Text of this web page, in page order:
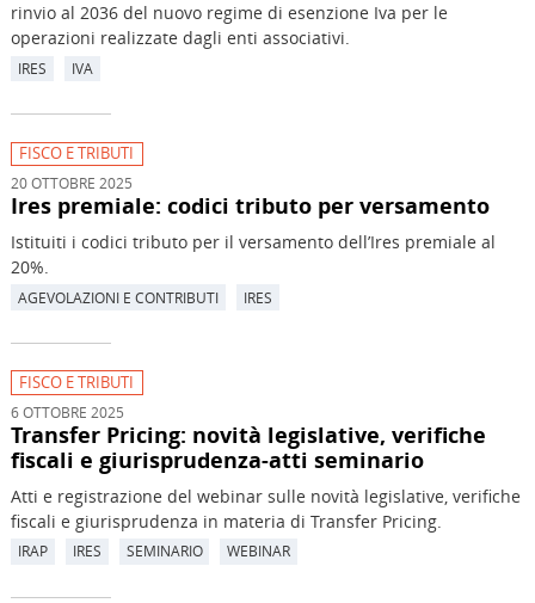
rinvio al 2036 del nuovo regime di esenzione Iva per le
operazioni realizzate dagli enti associativi.
IRES IVA
FISCO E TRIBUTI
20 OTTOBRE 2025
Ires premiale: codici tributo per versamento
Istituiti i codici tributo per il versamento dell’Ires premiale al
20%.
AGEVOLAZIONI E CONTRIBUTI IRES
FISCO E TRIBUTI
6 OTTOBRE 2025
Transfer Pricing: novità legislative, verifiche
fiscali e giurisprudenza-atti seminario
Atti e registrazione del webinar sulle novità legislative, verifiche
fiscali e giurisprudenza in materia di Transfer Pricing.
IRAP IRES SEMINARIO WEBINAR